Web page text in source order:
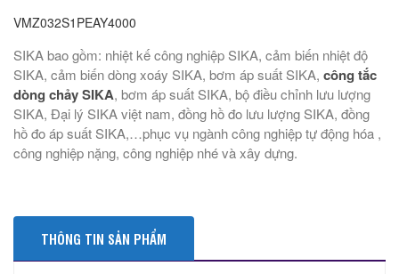
VMZ032S1PEAY4000
SIKA bao gồm: nhiệt kế công nghiệp SIKA, cảm biến nhiệt độ
SIKA, cảm biến dòng xoáy SIKA, bơm áp suất SIKA, công tắc
dòng chảy SIKA, bơm áp suất SIKA, bộ điều chỉnh lưu lượng
SIKA, Đại lý SIKA việt nam, đồng hồ đo lưu lượng SIKA, đồng
hồ đo áp suất SIKA,…phục vụ ngành công nghiệp tự động hóa ,
công nghiệp nặng, công nghiệp nhé và xây dựng.
THÔNG TIN SẢN PHẨM